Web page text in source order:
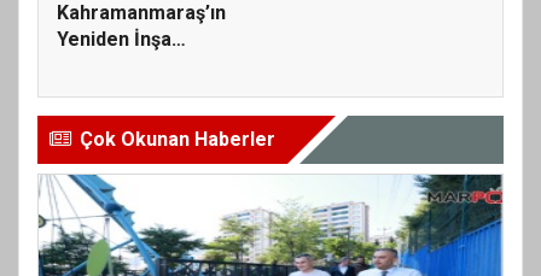
Kahramanmaraş’ın
Yeniden İnşa
Çok Okunan Haberler